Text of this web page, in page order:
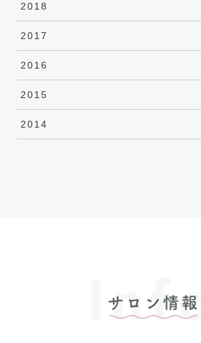
2018
2017
2016
2015
2014
サロン情報
Info